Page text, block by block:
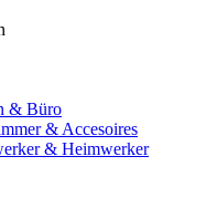
& Büro
& Accesoires
& Heimwerker